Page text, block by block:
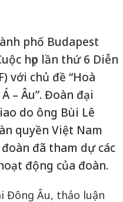
phố Budapest
họp lần thứ 6 Diễn
với chủ đề “Hoà
– Âu”. Đoàn đại
do ông Bùi Lê
quyền Việt Nam
đã tham dự các
động của đoàn.
Đông Âu, thảo luận